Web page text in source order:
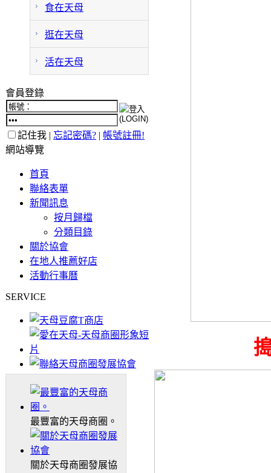
食在天母
逛在天母
活在天母
會員登錄
記住我 | 忘記密碼? | 帳號註冊!
網站導覽
首頁
聯絡表單
新聞訊息
按月歸檔
分類目錄
關於協會
在地人推薦好店
活動行事曆
SERVICE
最豐富的天母商圈。
關於天母商圈發展協